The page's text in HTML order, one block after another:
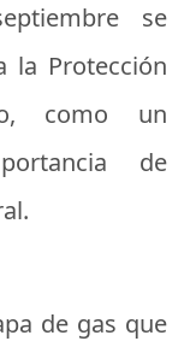
se
la Protección
como un
de
de gas que